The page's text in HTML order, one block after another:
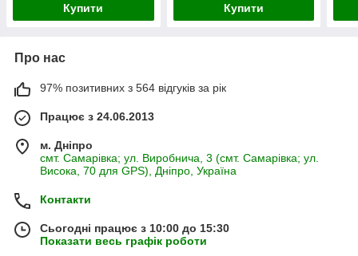
Купити Купити
Про нас
97% позитивних з 564 відгуків за рік
Працює з 24.06.2013
м. Дніпро
смт. Самарівка; ул. Виробнича, 3 (смт. Самарівка; ул.
Висока, 70 для GPS), Дніпро, Україна
Контакти
Сьогодні працює з 10:00 до 15:30
Показати весь графік роботи